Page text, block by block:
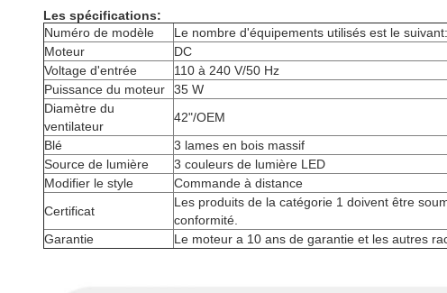
Les spécifications:
Numéro de modèle
Le nombre d'équipements utilisés est le suivant:
Moteur
DC
Voltage d'entrée
110 à 240 V/50 Hz
Puissance du moteur
35 W
Diamètre du
ventilateur
42"/OEM
Blé
3 lames en bois massif
Source de lumière
3 couleurs de lumière LED
Modifier le style
Commande à distance
Certificat
Les produits de la catégorie 1 doivent être
conformité.
Garantie
Le moteur a 10 ans de garantie et les autres